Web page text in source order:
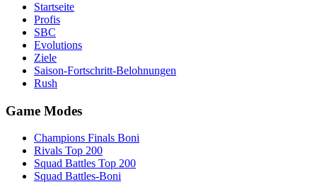
Startseite
Profis
SBC
Evolutions
Ziele
Saison-Fortschritt-Belohnungen
Rush
Game Modes
Champions Finals Boni
Rivals Top 200
Squad Battles Top 200
Squad Battles-Boni